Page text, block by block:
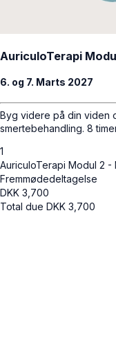
AuriculoTerapi
6. og 7. Marts 2027
Byg videre på din viden
smertebehandling. 8
1
AuriculoTerapi Modul 2 -
Fremmødedeltagelse
DKK 3,700
Total due DKK 3,700